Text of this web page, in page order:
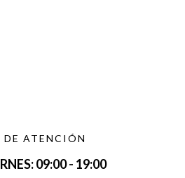
ATENCIÓN
09:00 - 19:00